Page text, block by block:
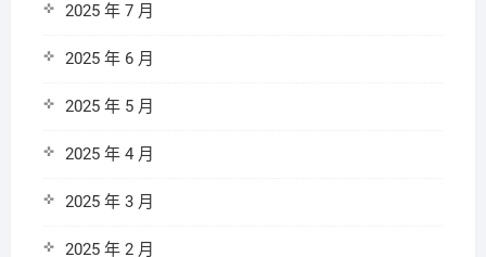
2025 年 7 月
2025 年 6 月
2025 年 5 月
2025 年 4 月
2025 年 3 月
2025 年 2 月